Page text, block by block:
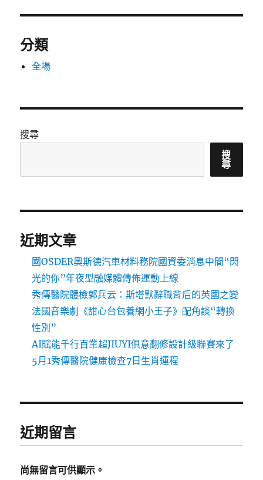
分類
全場
搜尋
搜
尋
近期文章
國OSDER奧斯德汽車材料務院國資委消息中間“閃
光的你”年夜型融媒體傳佈運動上線
秀傳醫院體檢郭兵云：斯塔默辭職背后的英國之變
法國音樂劇《甜心台包養網小王子》配角談“轉換
性別”
AI賦能千行百業超JIUYI俱意翻修設計級聯賽來了
5月1秀傳醫院健康檢查7日生肖運程
近期留言
尚無留言可供顯示。